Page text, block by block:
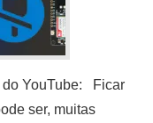
do YouTube: Ficar
ser, muitas